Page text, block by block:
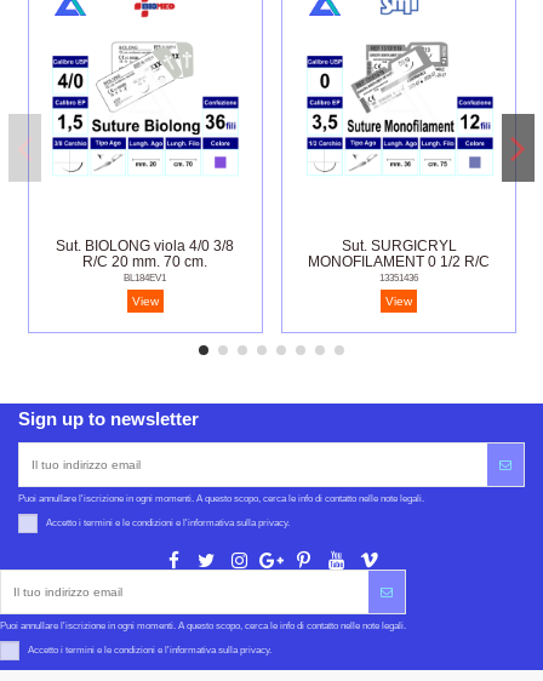
Sut. BIOLONG viola 4/0 3/8
R/C 20 mm. 70 cm.
BL184EV1
View
Sut. SURGICRYL
MONOFILAMENT 0 1/2 R/C
36 mm. 75 cm.
13351436
View
Sign up to newsletter
Puoi annullare l'iscrizione in ogni momenti. A questo scopo, cerca le info di contatto nelle note legali.
Accetto i termini e le condizioni e l'informativa sulla privacy.
Puoi annullare l'iscrizione in ogni momenti. A questo scopo, cerca le info di contatto nelle note legali.
Accetto i termini e le condizioni e l'informativa sulla privacy.